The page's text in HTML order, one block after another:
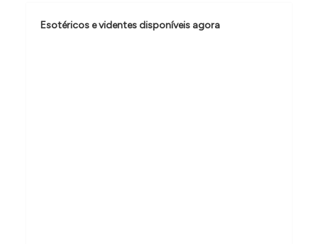
o
d
Esotéricos e videntes disponíveis agora